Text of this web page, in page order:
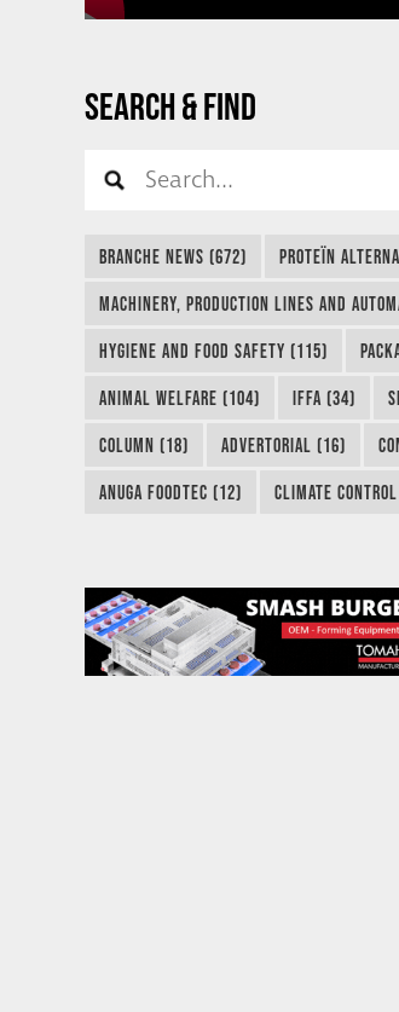
SEARCH & FIND
BRANCHE NEWS (672) PROTEÏN
MACHINERY, PRODUCTION LINES AND
HYGIENE AND FOOD SAFETY (115)
ANIMAL WELFARE (104) IFFA (34)
COLUMN (18) ADVERTORIAL (16)
ANUGA FOODTEC (12) CLIMATE